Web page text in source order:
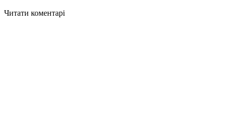
Читати коментарі